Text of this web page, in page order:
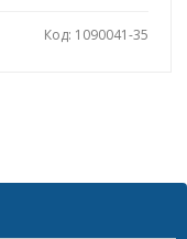
Код: 1090041-35